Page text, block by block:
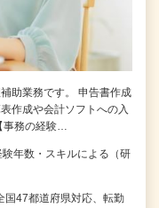
助業務です。 申告書作成
作成や会計ソフトへの⼊
事務の経験…
年数・スキルによる（研
国47都道府県対応、転勤